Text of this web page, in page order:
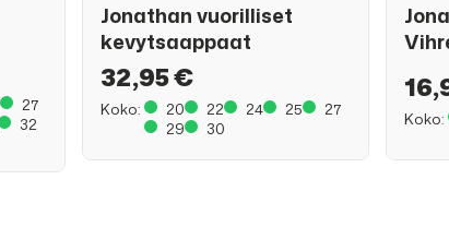
27
32
Jonathan vuorilliset
kevytsaappaat
32,95 €
Koko: 20 22 24 25
27
29
30 Koko: